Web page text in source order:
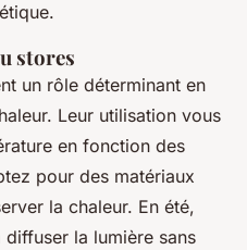
stores
un rôle déterminant en
Leur utilisation vous
en fonction des
pour des matériaux
la chaleur. En été,
diffuser la lumière sans